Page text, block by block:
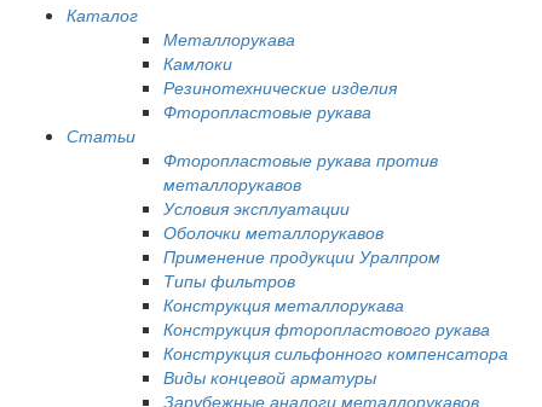
Каталог
Металлорукава
Камлоки
Резинотехнические изделия
Фторопластовые рукава
Статьи
Фторопластовые рукава против
металлорукавов
Условия эксплуатации
Оболочки металлорукавов
Применение продукции Уралпром
Типы фильтров
Конструкция металлорукава
Конструкция фторопластового рукава
Конструкция сильфонного компенсатора
Виды концевой арматуры
Зарубежные аналоги металлорукавов